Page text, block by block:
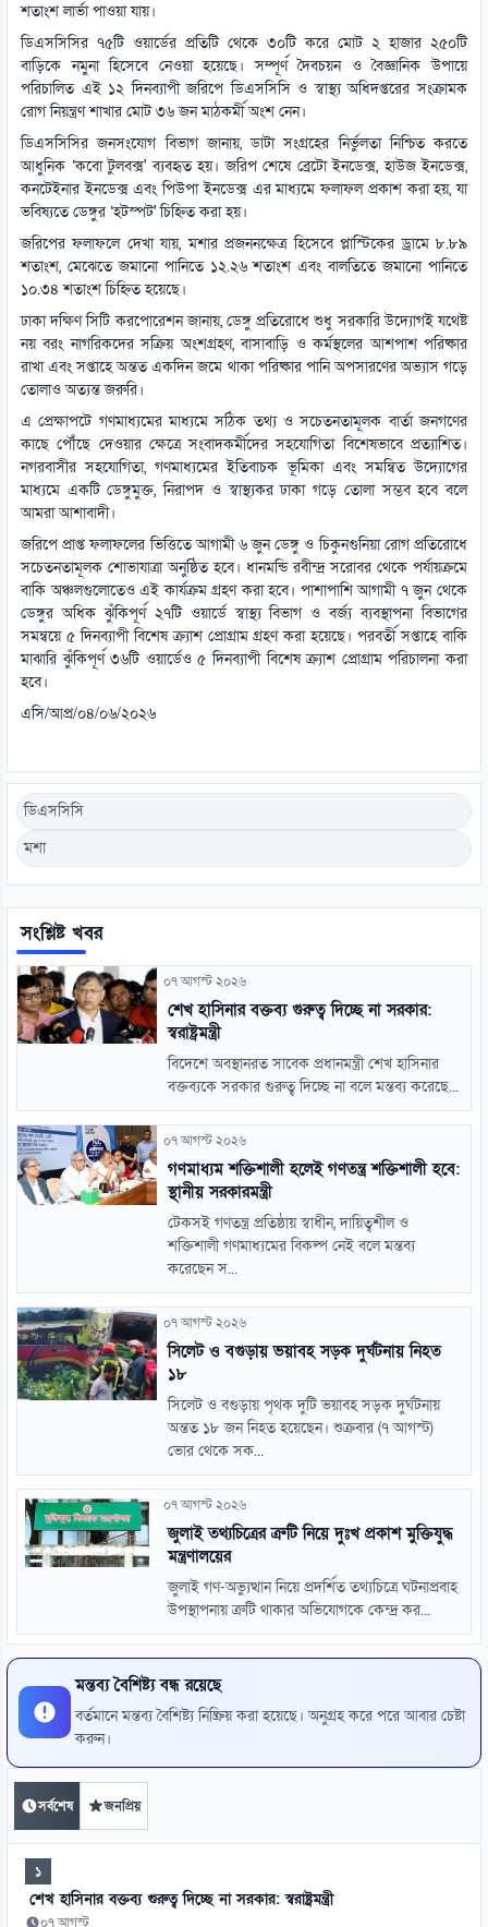
শতাংশ লার্ভা পাওয়া যায়।
ডিএসসিসির ৭৫টি ওয়ার্ডের প্রতিটি থেকে ৩০টি করে মোট ২ হাজার ২৫০টি
বাড়িকে নমুনা হিসেবে নেওয়া হয়েছে। সম্পূর্ণ দৈবচয়ন ও বৈজ্ঞানিক উপায়ে
পরিচালিত এই ১২ দিনব্যাপী জরিপে ডিএসসিসি ও স্বাস্থ্য অধিদপ্তরের সংক্রামক
রোগ নিয়ন্ত্রণ শাখার মোট ৩৬ জন মাঠকর্মী অংশ নেন।
ডিএসসিসির জনসংযোগ বিভাগ জানায়, ডাটা সংগ্রহের নির্ভুলতা নিশ্চিত করতে
আধুনিক ‘কবো টুলবক্স' ব্যবহৃত হয়। জরিপ শেষে ব্ৰেটো ইনডেক্স, হাউজ ইনডেক্স,
কনটেইনার ইনডেক্স এবং পিউপা ইনডেক্স এর মাধ্যমে ফলাফল প্রকাশ করা হয়, যা
ভবিষ্যতে ডেঙ্গুর ‘হটস্পট' চিহ্নিত করা হয়।
জরিপের ফলাফলে দেখা যায়, মশার প্রজননক্ষেত্র হিসেবে প্লাস্টিকের ড্রামে ৮.৮৯
শতাংশ, মেঝেতে জমানো পানিতে ১২.২৬ শতাংশ এবং বালতিতে জমানো পানিতে
১০.৩৪ শতাংশ চিহ্নিত হয়েছে।
ঢাকা দক্ষিণ সিটি করপোরেশন জানায়, ডেঙ্গু প্রতিরোধে শুধু সরকারি উদ্যোগই যথেষ্ট
নয় বরং নাগরিকদের সক্রিয় অংশগ্রহণ, বাসাবাড়ি ও কর্মস্থলের আশপাশ পরিষ্কার
রাখা এবং সপ্তাহে অন্তত একদিন জমে থাকা পরিষ্কার পানি অপসারণের অভ্যাস গড়ে
তোলাও অত্যন্ত জরুরি।
এ প্রেক্ষাপটে গণমাধ্যমের মাধ্যমে সঠিক তথ্য ও সচেতনতামূলক বার্তা জনগণের
কাছে পৌঁছে দেওয়ার ক্ষেত্রে সংবাদকর্মীদের সহযোগিতা বিশেষভাবে প্রত্যাশিত।
নগরবাসীর সহযোগিতা, গণমাধ্যমের ইতিবাচক ভূমিকা এবং সমন্বিত উদ্যোগের
মাধ্যমে একটি ডেঙ্গুমুক্ত, নিরাপদ ও স্বাস্থ্যকর ঢাকা গড়ে তোলা সম্ভব হবে বলে
আমরা আশাবাদী।
জরিপে প্রাপ্ত ফলাফলের ভিত্তিতে আগামী ৬ জুন ডেঙ্গু ও চিকুনগুনিয়া রোগ প্রতিরোধে
সচেতনতামূলক শোভাযাত্রা অনুষ্ঠিত হবে। ধানমন্ডি রবীন্দ্র সরোবর থেকে পর্যায়ক্রমে
বাকি অঞ্চলগুলোতেও এই কার্যক্রম গ্রহণ করা হবে। পাশাপাশি আগামী ৭ জুন থেকে
ডেঙ্গুর অধিক ঝুঁকিপূর্ণ ২৭টি ওয়ার্ডে স্বাস্থ্য বিভাগ ও বর্জ্য ব্যবস্থাপনা বিভাগের
সমন্বয়ে ৫ দিনব্যাপী বিশেষ ক্র্যাশ প্রোগ্রাম গ্রহণ করা হয়েছে। পরবর্তী সপ্তাহে বাকি
মাঝারি ঝুঁকিপূর্ণ ৩৬টি ওয়ার্ডেও ৫ দিনব্যাপী বিশেষ ক্র্যাশ প্রোগ্রাম পরিচালনা করা
হবে।
এসি/আপ্র/০৪/০৬/২০২৬
ডিএসসিসি
মশা
সংশ্লিষ্ট খবর
০৭ আগস্ট ২০২৬
শেখ হাসিনার বক্তব্য গুরুত্ব দিচ্ছে না সরকার:
স্বরাষ্ট্রমন্ত্রী
বিদেশে অবস্থানরত সাবেক প্রধানমন্ত্রী শেখ হাসিনার
বক্তব্যকে সরকার গুরুত্ব দিচ্ছে না বলে মন্তব্য করেছে...
০৭ আগস্ট ২০২৬
গণমাধ্যম শক্তিশালী হলেই গণতন্ত্র শক্তিশালী হবে:
স্থানীয় সরকারমন্ত্রী
টেকসই গণতন্ত্র প্রতিষ্ঠায় স্বাধীন, দায়িত্বশীল ও
শক্তিশালী গণমাধ্যমের বিকল্প নেই বলে মন্তব্য
করেছেন স...
০৭ আগস্ট ২০২৬
সিলেট ও বগুড়ায় ভয়াবহ সড়ক দুর্ঘটনায় নিহত
১৮
সিলেট ও বগুড়ায় পৃথক দুটি ভয়াবহ সড়ক দুর্ঘটনায়
অন্তত ১৮ জন নিহত হয়েছেন। শুক্রবার (৭ আগস্ট)
ভোর থেকে সক...
০৭ আগস্ট ২০২৬
জুলাই তথ্যচিত্রের ত্রুটি নিয়ে দুঃখ প্রকাশ মুক্তিযুদ্ধ
মন্ত্রণালয়ের
জুলাই গণ-অভ্যুত্থান নিয়ে প্রদর্শিত তথ্যচিত্রে ঘটনাপ্রবাহ
উপস্থাপনায় ত্রুটি থাকার অভিযোগকে কেন্দ্র কর...
মন্তব্য বৈশিষ্ট্য বন্ধ রয়েছে
বর্তমানে মন্তব্য বৈশিষ্ট্য নিষ্ক্রিয় করা হয়েছে। অনুগ্রহ করে পরে আবার চেষ্টা
করুন।
সর্বশেষ জনপ্রিয়
১
শেখ হাসিনার বক্তব্য গুরুত্ব দিচ্ছে না সরকার: স্বরাষ্ট্রমন্ত্রী
০৭ আগস্ট